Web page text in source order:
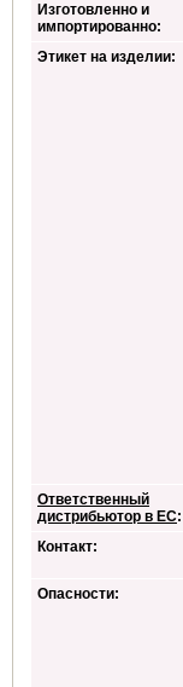
Изготовленно и
импортированно:
Этикет на изделии:
Ответственный
дистрибьютор в ЕС:
Контакт:
Опасности: